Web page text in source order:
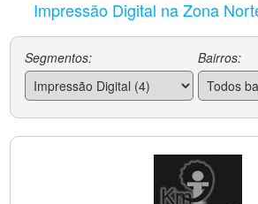
Impressão Digital na Zona
Segmentos: Bairros: